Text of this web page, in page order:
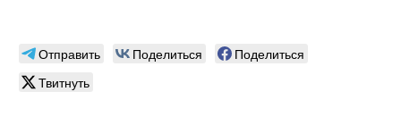
Отправить Поделиться
Поделиться
Твитнуть